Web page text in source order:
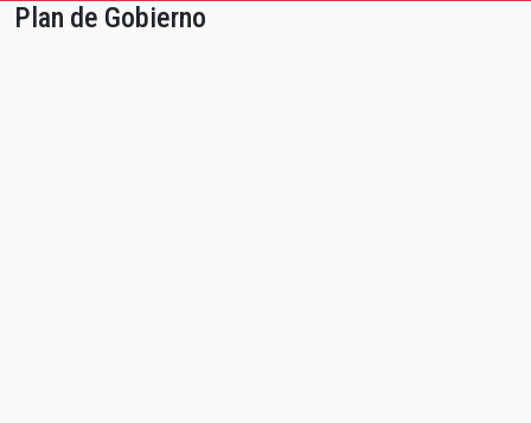
Plan de Gobierno